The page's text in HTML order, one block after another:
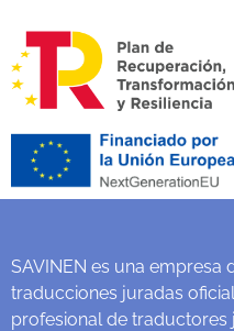
SAVINEN es una empresa
traducciones juradas
profesional de traductores